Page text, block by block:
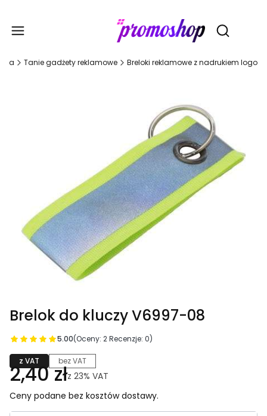
Otwórz
Tanie gadżety reklamowe Breloki reklamowe z nadrukiem logo
Brelok do kluczy V6997-08
5.00(Oceny: 2 Recenzje: 0)
z VAT bez VAT
2,40 złz 23% VAT
Ceny podane bez kosztów dostawy.